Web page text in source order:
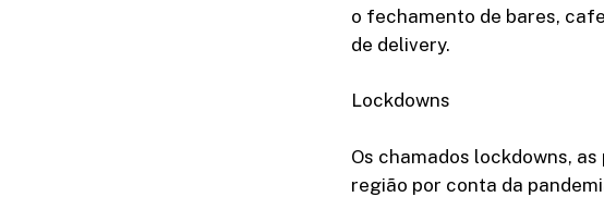
o fechamento de bares,
de delivery.
Lockdowns
Os chamados lockdowns,
região por conta da